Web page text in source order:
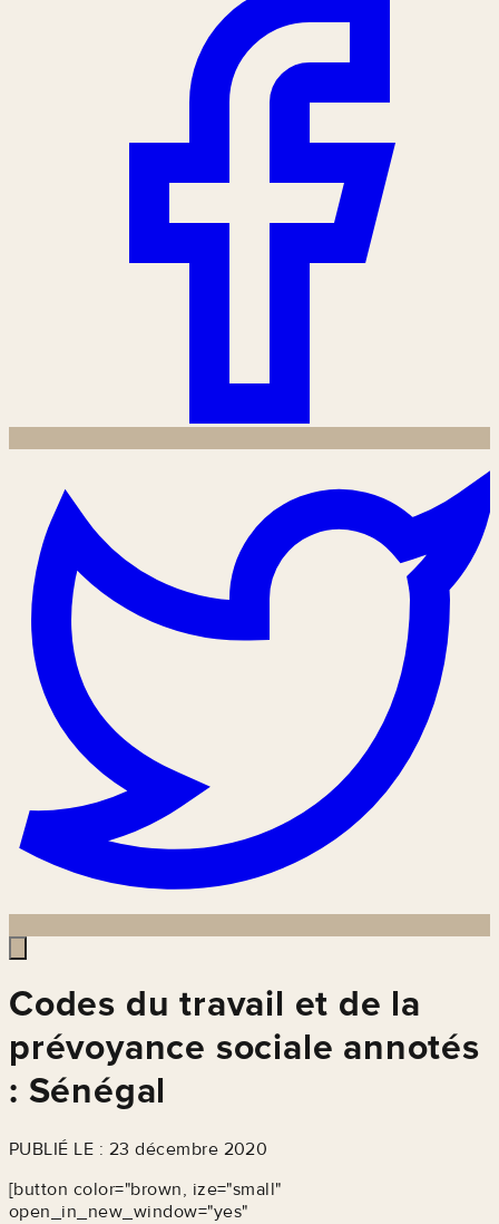
Codes du travail et de la
prévoyance sociale annotés
: Sénégal
PUBLIÉ LE : 23 décembre 2020
[button color="brown, ize="small"
open_in_new_window="yes"